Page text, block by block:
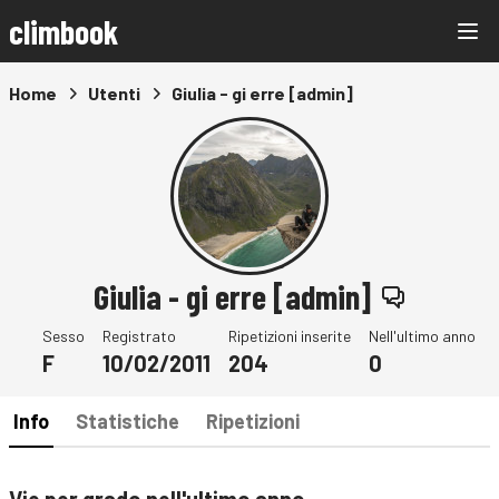
climbook
Home Utenti Giulia - gi erre [admin]
Giulia - gi erre [admin]
Sesso
F
Registrato
10/02/2011
Ripetizioni inserite
204
Nell'ultimo anno
0
Info Statistiche Ripetizioni